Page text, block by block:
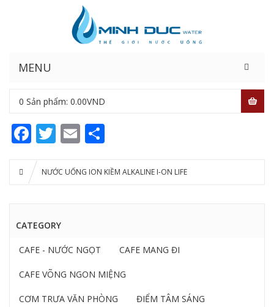
MENU
0 Sản phẩm: 0.00VND
Facebook
Twitter
Email
NƯỚC UỐNG ION KIỀM ALKALINE I-ON LIFE
CATEGORY
CAFE - NƯỚC NGỌT CAFE MANG ĐI
CAFE VÕNG NGON MIỆNG
CƠM TRƯA VĂN PHÒNG ĐIỂM TÂM SÁNG